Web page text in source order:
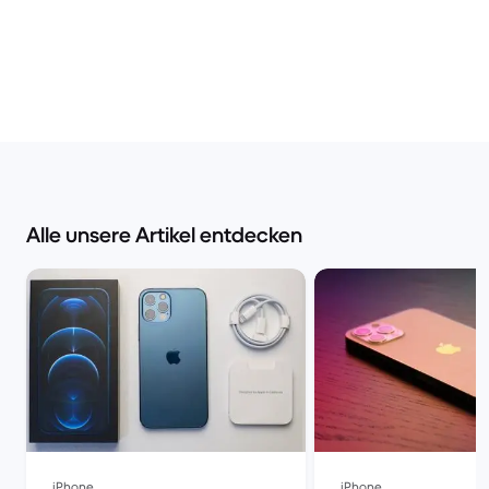
Alle unsere Artikel entdecken